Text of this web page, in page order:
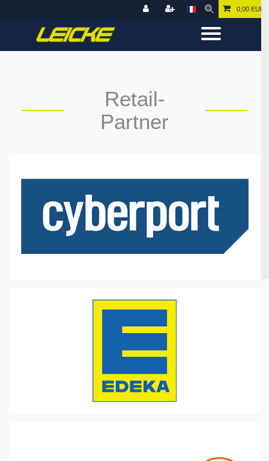
0,00 EUR
Retail-
Partner